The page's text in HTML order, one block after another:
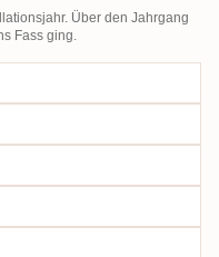
Über den Jahrgang
Fass ging.